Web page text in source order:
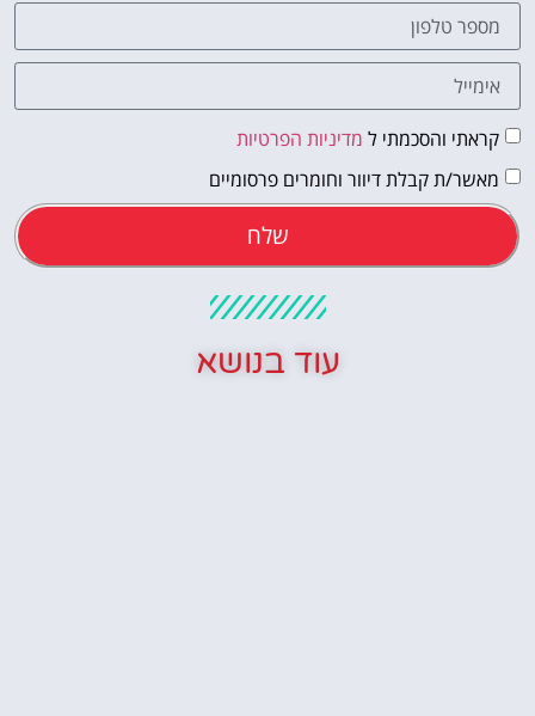
קראתי והסכמתי ל מדיניות הפרטיות
מאשר/ת קבלת דיוור וחומרים פרסומיים
שלח
עוד בנושא